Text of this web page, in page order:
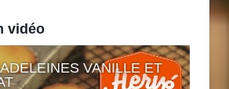
vidéo
VANILLE ET